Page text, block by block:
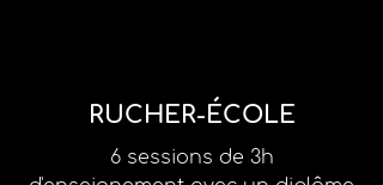
RUCHER-ÉCOLE
6 sessions de 3h